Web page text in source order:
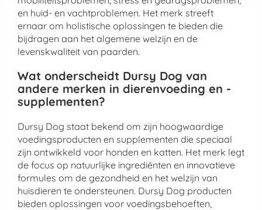
en huid- en vachtproblemen. Het merk streeft
ernaar om holistische oplossingen te bieden die
bijdragen aan het algemene welzijn en de
levenskwaliteit van paarden.
Wat onderscheidt Dursy Dog van
andere merken in dierenvoeding en -
supplementen?
Dursy Dog staat bekend om zijn hoogwaardige
voedingsproducten en supplementen die speciaal
zijn ontwikkeld voor honden en katten. Het merk legt
de focus op natuurlijke ingrediënten en innovatieve
formules om de gezondheid en het welzijn van
huisdieren te ondersteunen. Dursy Dog producten
bieden oplossingen voor voedingsbehoeften,